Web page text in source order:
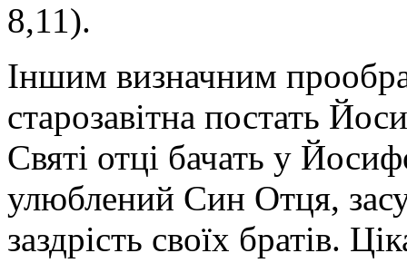
8,11).
Іншим визначним
старозавітна постать
Святі отці бачать у
улюблений Син Отця,
заздрість своїх братів.